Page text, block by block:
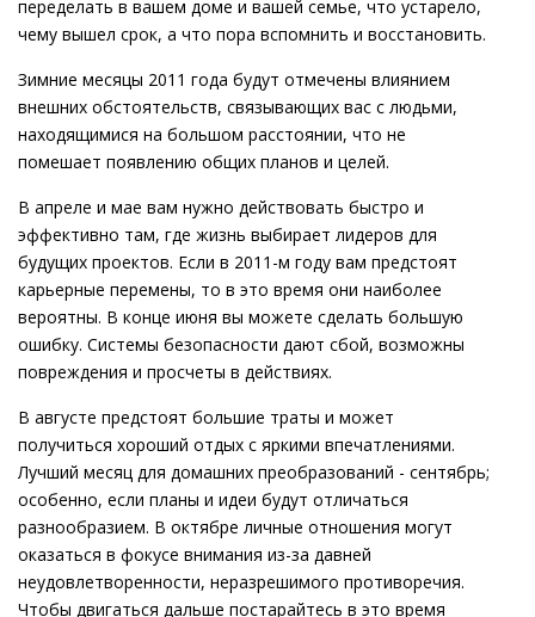
переделать в вашем доме и вашей семье, что устарело,
чему вышел срок, а что пора вспомнить и восстановить.
Зимние месяцы 2011 года будут отмечены влиянием
внешних обстоятельств, связывающих вас с людьми,
находящимися на большом расстоянии, что не
помешает появлению общих планов и целей.
В апреле и мае вам нужно действовать быстро и
эффективно там, где жизнь выбирает лидеров для
будущих проектов. Если в 2011-м году вам предстоят
карьерные перемены, то в это время они наиболее
вероятны. В конце июня вы можете сделать большую
ошибку. Системы безопасности дают сбой, возможны
повреждения и просчеты в действиях.
В августе предстоят большие траты и может
получиться хороший отдых с яркими впечатлениями.
Лучший месяц для домашних преобразований - сентябрь;
особенно, если планы и идеи будут отличаться
разнообразием. В октябре личные отношения могут
оказаться в фокусе внимания из-за давней
неудовлетворенности, неразрешимого противоречия.
Чтобы двигаться дальше постарайтесь в это время